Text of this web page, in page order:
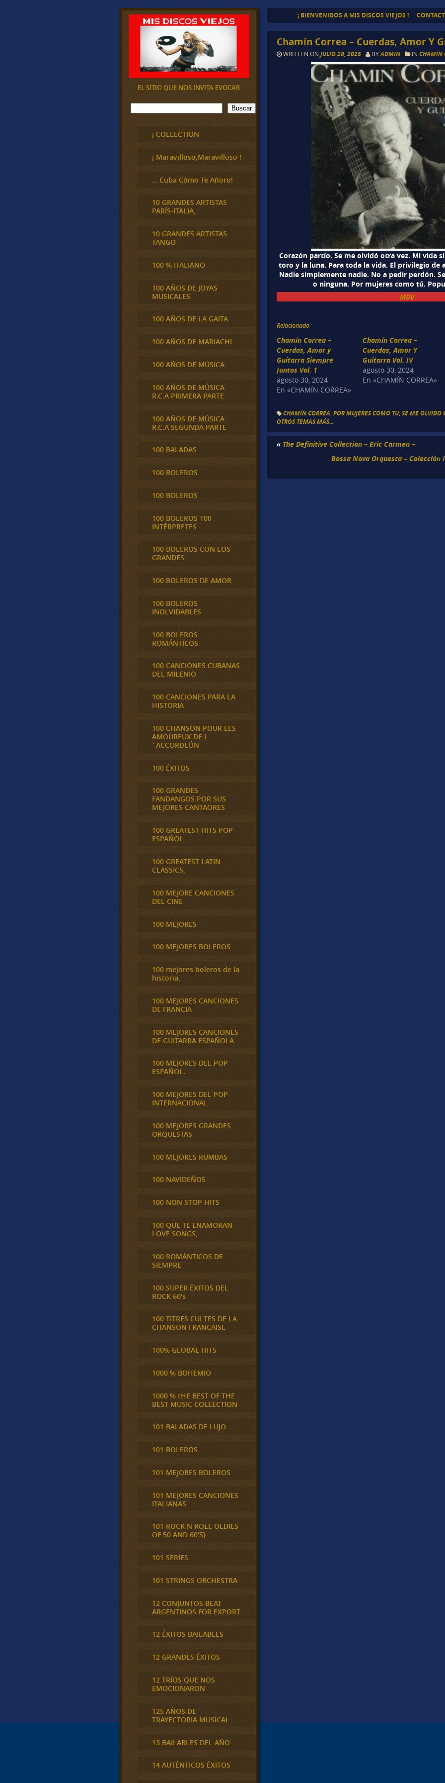
¡ BIENVENIDOS A MIS DISCOS VIEJOS !
Chamín Correa – Cuerdas, Amor Y
WRITTEN ONJULIO 28, 2025 BYADMIN INCHAMÍN
Corazón partío. Se me olvidó otra vez. Mi vida
toro y la luna. Para toda la vida. El privilegio de
Nadie simplemente nadie. No a pedir perdón.
o ninguna. Por mujeres como tú.
MDV
Relacionado
Chamín Correa –
Cuerdas, Amor y
Guitarra Siempre
Juntos Vol. 1
agosto 30, 2024
En «CHAMÍN CORREA»
Chamín Correa –
Cuerdas, Amor Y
Guitarra Vol. IV
agosto 30, 2024
En «CHAMÍN CORREA»
CHAMÍN CORREA ,POR MUJERES COMO TU,SE ME OLVIDO
OTROS TEMAS MÁS...
« The Definitive Collection – Eric Carmen –
Bossa Nova Orquesta –
EL SITIO QUE NOS INVITA EVOCAR
B
u
Buscar
¡ COLLECTION
¡ Maravilloso,Maravilloso !
… Cuba Cómo Te Añoro!
10 GRANDES ARTISTAS
PARÍS-ITALIA,
10 GRANDES ARTISTAS
TANGO
100 % ITALIANO
100 AÑOS DE JOYAS
MUSICALES
100 AÑOS DE LA GAITA
100 AÑOS DE MARIACHI
100 AÑOS DE MÚSICA
100 AÑOS DE MÚSICA
R.C.A PRIMERA PARTE
100 AÑOS DE MÚSICA
R.C.A SEGUNDA PARTE
100 BALADAS
100 BOLEROS
100 BOLEROS
100 BOLEROS 100
INTÉRPRETES
100 BOLEROS CON LOS
GRANDES
100 BOLEROS DE AMOR
100 BOLEROS
INOLVIDABLES
100 BOLEROS
ROMÁNTICOS
100 CANCIONES CUBANAS
DEL MILENIO
100 CANCIONES PARA LA
HISTORIA
100 CHANSON POUR LES
AMOUREUX DE L
´ACCORDEÓN
100 ÉXITOS
100 GRANDES
FANDANGOS POR SUS
MEJORES CANTAORES
100 GREATEST HITS POP
ESPAÑOL
100 GREATEST LATIN
CLASSICS,
100 MEJORE CANCIONES
DEL CINE
100 MEJORES
100 MEJORES BOLEROS
100 mejores boleros de la
historia,
100 MEJORES CANCIONES
DE FRANCIA
100 MEJORES CANCIONES
DE GUITARRA ESPAÑOLA
100 MEJORES DEL POP
ESPAÑOL.
100 MEJORES DEL POP
INTERNACIONAL
100 MEJORES GRANDES
ORQUESTAS
100 MEJORES RUMBAS
100 NAVIDEÑOS
100 NON STOP HITS
100 QUE TE ENAMORAN
LOVE SONGS,
100 ROMÁNTICOS DE
SIEMPRE
100 SUPER ÉXITOS DEL
ROCK 60's
100 TITRES CULTES DE LA
CHANSON FRANCAISE
100% GLOBAL HITS
1000 % BOHEMIO
1000 % tHE BEST OF THE
BEST MUSIC COLLECTION
101 BALADAS DE LUJO
101 BOLEROS
101 MEJORES BOLEROS
101 MEJORES CANCIONES
ITALIANAS
101 ROCK N ROLL OLDIES
OF 50 AND 60'S}
101 SERIES
101 STRINGS ORCHESTRA
12 CONJUNTOS BEAT
ARGENTINOS FOR EXPORT
12 ÉXITOS BAILABLES
12 GRANDES ÉXITOS
12 TRÍOS QUE NOS
EMOCIONARON
125 AÑOS DE
TRAYECTORIA MUSICAL
13 BAILABLES DEL AÑO
14 AUTÉNTICOS ÉXITOS